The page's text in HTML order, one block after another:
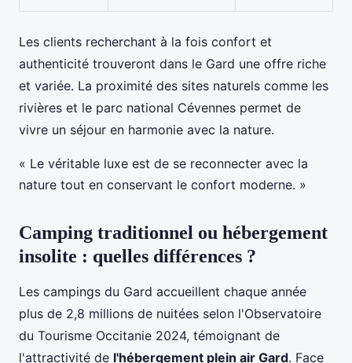
Les clients recherchant à la fois confort et
authenticité trouveront dans le Gard une offre riche
et variée. La proximité des sites naturels comme les
rivières et le parc national Cévennes permet de
vivre un séjour en harmonie avec la nature.
« Le véritable luxe est de se reconnecter avec la
nature tout en conservant le confort moderne. »
Camping traditionnel ou hébergement
insolite : quelles différences ?
Les campings du Gard accueillent chaque année
plus de 2,8 millions de nuitées selon l'Observatoire
du Tourisme Occitanie 2024, témoignant de
l'attractivité de l'hébergement plein air Gard. Face